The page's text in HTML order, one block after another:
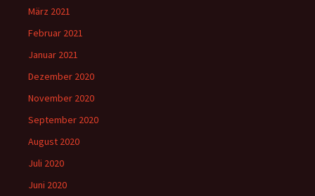
März 2021
Februar 2021
Januar 2021
Dezember 2020
November 2020
September 2020
August 2020
Juli 2020
Juni 2020